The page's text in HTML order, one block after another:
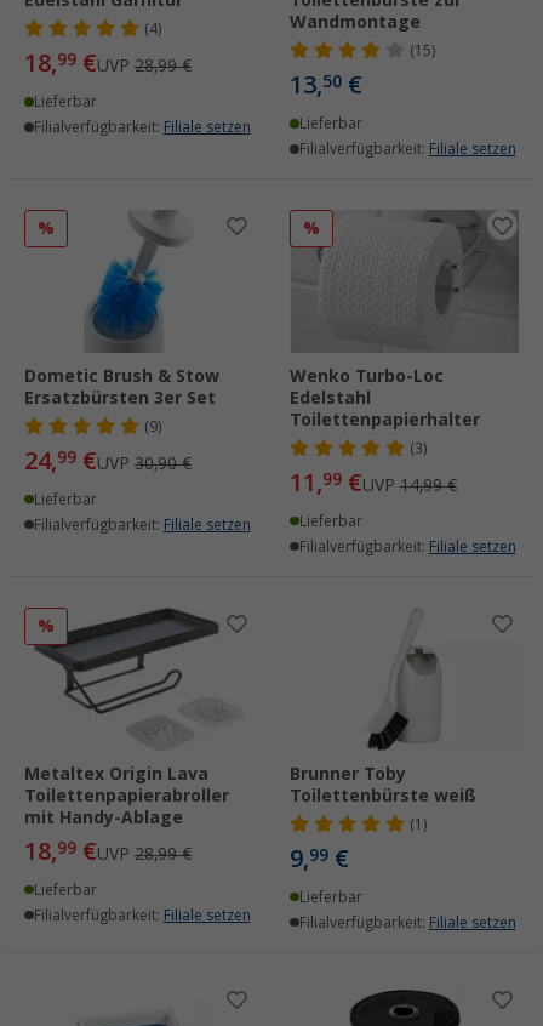
(4)
18,99 €UVP 28,99 €
Lieferbar
Filialverfügbarkeit: Filiale setzen
Wandmontage
(15)
13,50 €
Lieferbar
Filialverfügbarkeit: Filiale setzen
%
Dometic Brush & Stow
Ersatzbürsten 3er Set
(9)
24,99 €UVP 30,90 €
Lieferbar
Filialverfügbarkeit: Filiale setzen
%
Wenko Turbo-Loc
Edelstahl
Toilettenpapierhalter
(3)
11,99 €UVP 14,99 €
Lieferbar
Filialverfügbarkeit: Filiale setzen
%
Metaltex Origin Lava
Toilettenpapierabroller
mit Handy-Ablage
18,99 €UVP 28,99 €
Lieferbar
Filialverfügbarkeit: Filiale setzen
Brunner Toby
Toilettenbürste weiß
(1)
9,99 €
Lieferbar
Filialverfügbarkeit: Filiale setzen